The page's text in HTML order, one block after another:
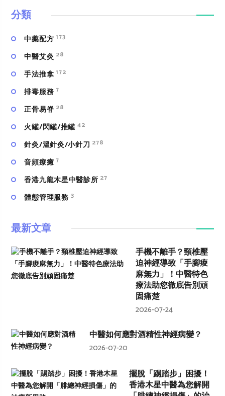
分類
中藥配方 173
中醫艾灸 28
手法推拿 172
排毒服務 7
正骨易脊 28
火罐/閃罐/推罐 42
針灸/溫針灸/小針刀 278
⾳頻療癒 7
香港九龍木星中醫診所 27
體態管理服務 3
最新文章
手機不離手？頸椎壓
迫神經導致「手腳痠
麻無力」！中醫特色
療法助您徹底告別頑
固痛楚
2026-07-24
中醫如何應對酒精性神經病變？
2026-07-20
擺脫「踢踏步」困擾！
香港木星中醫為您解開